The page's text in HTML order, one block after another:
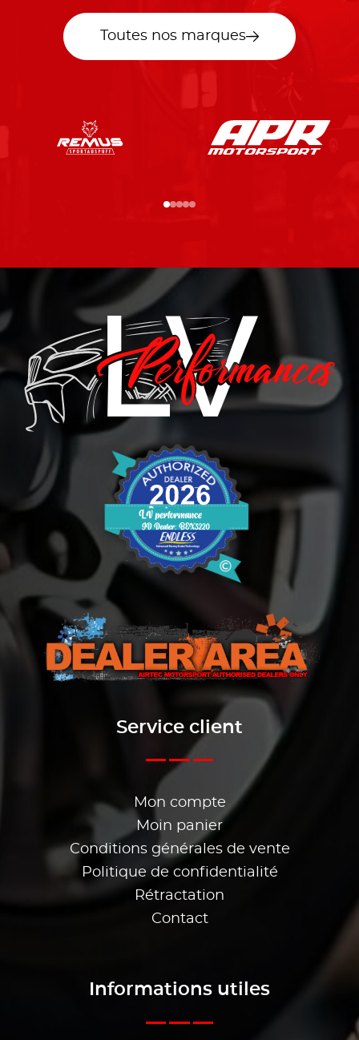
Toutes nos marques
Service client
Mon compte
Moin panier
Conditions générales de vente
Politique de confidentialité
Rétractation
Contact
Informations utiles